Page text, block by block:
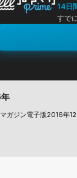
14日
すで
ガジン電子版2016年12